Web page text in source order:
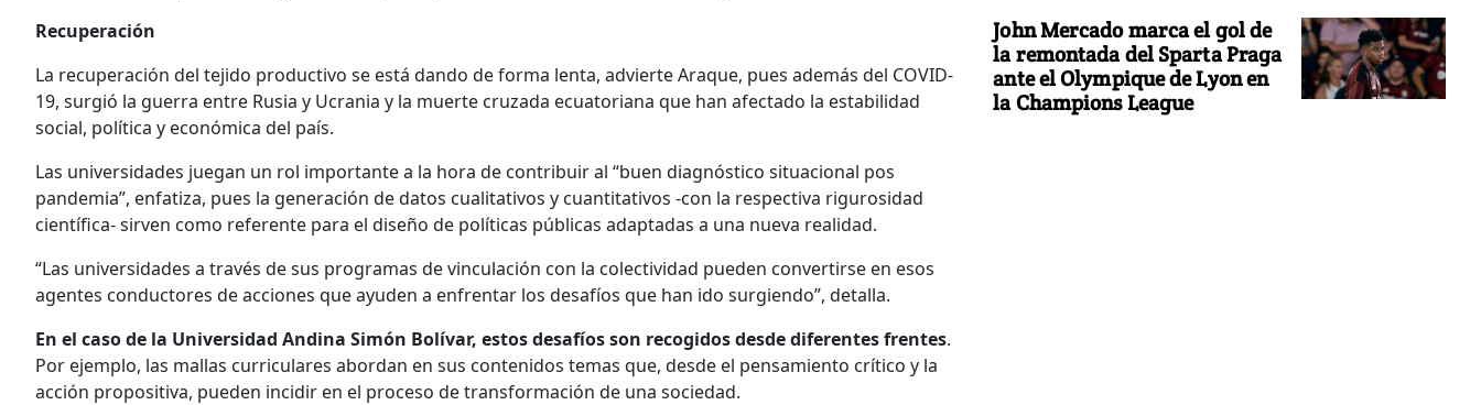
Recuperación
La recuperación del tejido productivo se está dando de forma lenta, advierte Araque, pues además del COVID-
19, surgió la guerra entre Rusia y Ucrania y la muerte cruzada ecuatoriana que han afectado la estabilidad
social, política y económica del país.
Las universidades juegan un rol importante a la hora de contribuir al “buen diagnóstico situacional pos
pandemia”, enfatiza, pues la generación de datos cualitativos y cuantitativos -con la respectiva rigurosidad
científica- sirven como referente para el diseño de políticas públicas adaptadas a una nueva realidad.
“Las universidades a través de sus programas de vinculación con la colectividad pueden convertirse en esos
agentes conductores de acciones que ayuden a enfrentar los desafíos que han ido surgiendo”, detalla.
En el caso de la Universidad Andina Simón Bolívar, estos desafíos son recogidos desde diferentes frentes.
Por ejemplo, las mallas curriculares abordan en sus contenidos temas que, desde el pensamiento crítico y la
acción propositiva, pueden incidir en el proceso de transformación de una sociedad.
John Mercado marca el gol de
la remontada del Sparta Praga
ante el Olympique de Lyon en
la Champions League